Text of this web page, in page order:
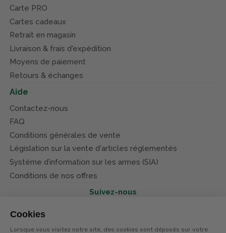
Cookies
Lorsque vous visitez notre site, des cookies sont déposés sur votre
Carte PRO
Cartes cadeaux
Retrait en magasin
Livraison & frais d'expédition
Moyens de paiement
Retours & échanges
Aide
Contactez-nous
FAQ
Conditions générales de vente
Législation sur la vente d'articles réglementés
Système d’information sur les armes (SIA)
Conditions de nos offres
Suivez-nous